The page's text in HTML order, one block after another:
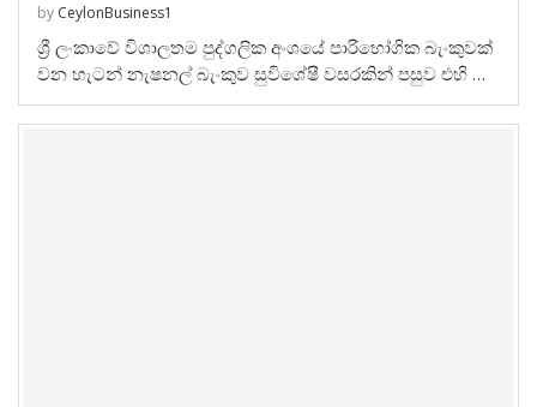
by CeylonBusiness1
ශ්‍රී ලංකාවේ විශාලතම පුද්ගලික අංශයේ පාරිභෝගික බැංකුවක්
වන හැටන් නැෂනල් බැංකුව සුවිශේෂී වසරකින් පසුව එහි …